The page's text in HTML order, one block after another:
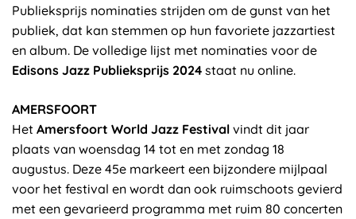
Publieksprijs nominaties strijden om de gunst van het
publiek, dat kan stemmen op hun favoriete jazzartiest
en album. De volledige lijst met nominaties voor de
Edisons Jazz Publieksprijs 2024 staat nu online.
AMERSFOORT
Het Amersfoort World Jazz Festival vindt dit jaar
plaats van woensdag 14 tot en met zondag 18
augustus. Deze 45e markeert een bijzondere mijlpaal
voor het festival en wordt dan ook ruimschoots gevierd
met een gevarieerd programma met ruim 80 concerten